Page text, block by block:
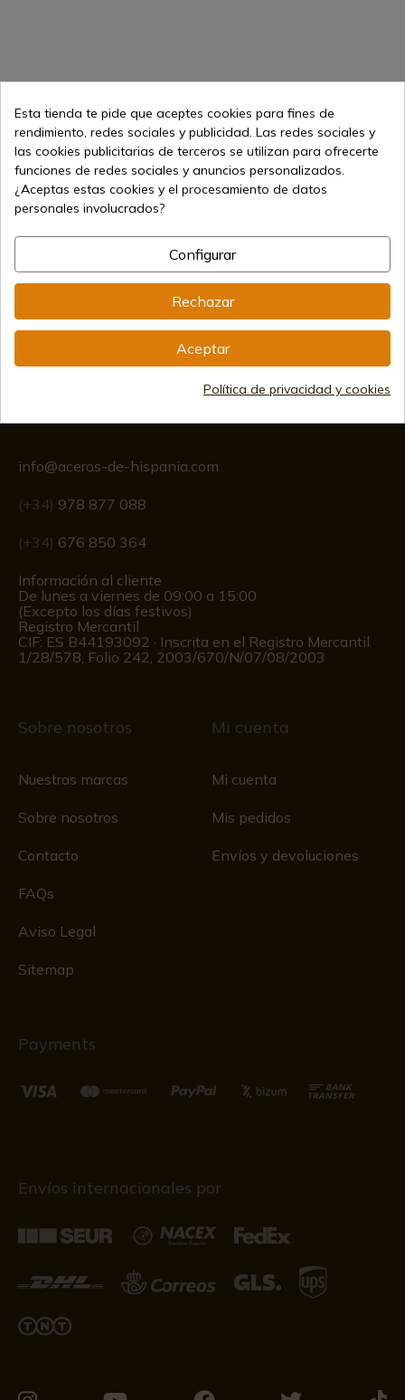
154,95 € Añadir al carrito
Vendiendo online desde 1998
Envíos internacionales
info@aceros-de-hispania.com
(+34) 978 877 088
(+34) 676 850 364
Información al cliente
De lunes a viernes de 09:00 a 15:00
(Excepto los días festivos)
Registro Mercantil
CIF: ES B44193092 · Inscrita en el Registro Mercantil
1/28/578, Folio 242, 2003/670/N/07/08/2003
Sobre nosotros
Nuestras marcas
Sobre nosotros
Contacto
FAQs
Aviso Legal
Sitemap
Mi cuenta
Mi cuenta
Mis pedidos
Envíos y devoluciones
Payments
Envíos internacionales por
Esta tienda te pide que aceptes cookies para fines de
rendimiento, redes sociales y publicidad. Las redes sociales y
las cookies publicitarias de terceros se utilizan para ofrecerte
funciones de redes sociales y anuncios personalizados.
¿Aceptas estas cookies y el procesamiento de datos
personales involucrados?
Configurar
Rechazar
Aceptar
Política de privacidad y cookies